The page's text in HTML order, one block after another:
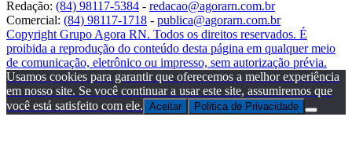
Redação: (84) 98117-5384 - redacao@agorarn.com.br
Comercial: (84) 98117-1718 - publica@agorarn.com.br
Copyright Grupo Agora RN. Todos os direitos reservados. É
proibida a reprodução do conteúdo desta página em qualquer meio
de comunicação, eletrônico ou impresso, sem autorização prévia.
Usamos cookies para garantir que oferecemos a melhor experiência
em nosso site. Se você continuar a usar este site, assumiremos que
você está satisfeito com ele. Aceitar Politica de Privacidade